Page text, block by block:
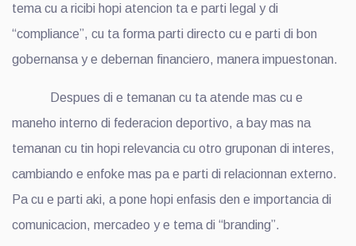
tema cu a ricibi hopi atencion ta e parti legal y di
“compliance”, cu ta forma parti directo cu e parti di bon
gobernansa y e debernan financiero, manera impuestonan.
Despues di e temanan cu ta atende mas cu e
maneho interno di federacion deportivo, a bay mas na
temanan cu tin hopi relevancia cu otro gruponan di interes,
cambiando e enfoke mas pa e parti di relacionnan externo.
Pa cu e parti aki, a pone hopi enfasis den e importancia di
comunicacion, mercadeo y e tema di “branding”.